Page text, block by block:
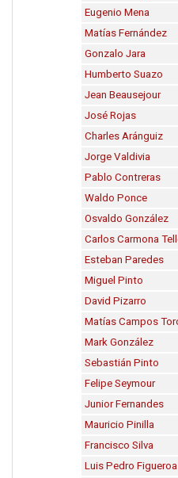
Eugenio Mena
Matías Fernández
Gonzalo Jara
Humberto Suazo
Jean Beausejour
José Rojas
Charles Aránguiz
Jorge Valdivia
Pablo Contreras
Waldo Ponce
Osvaldo González
Carlos Carmona
Esteban Paredes
Miguel Pinto
David Pizarro
Matías Campos
Mark González
Sebastián Pinto
Felipe Seymour
Junior Fernandes
Mauricio Pinilla
Francisco Silva
Luis Pedro Figueroa